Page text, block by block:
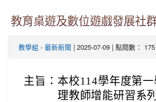
教育桌遊及數位遊戲發展社
教學組 - 最新新聞 | 2025-07-09 | 點閱數： 175
主旨： 本校114學年度第
理教師增能研習系